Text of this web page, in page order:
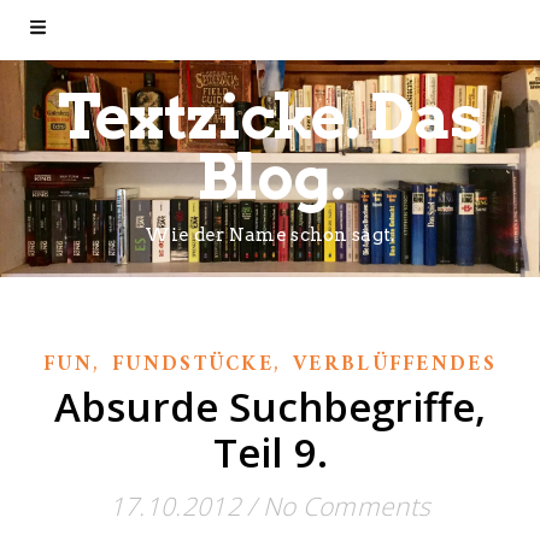
Textzicke. Das
Blog.
Wie der Name schon sagt.
FUN, FUNDSTÜCKE, VERBLÜFFENDES
Absurde Suchbegriffe,
Teil 9.
17.10.2012/ No Comments